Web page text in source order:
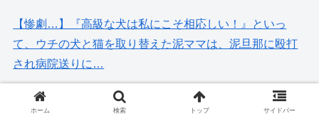
【惨劇…】『高級な犬は私にこそ相応しい！』といっ
て、ウチの犬と猫を取り替えた泥ママは、泥旦那に殴打
され病院送りに…
【爆笑】息子(小３)のせいで、赤っ恥をかいた…『ママに
ホーム 検索 トップ サイドバー